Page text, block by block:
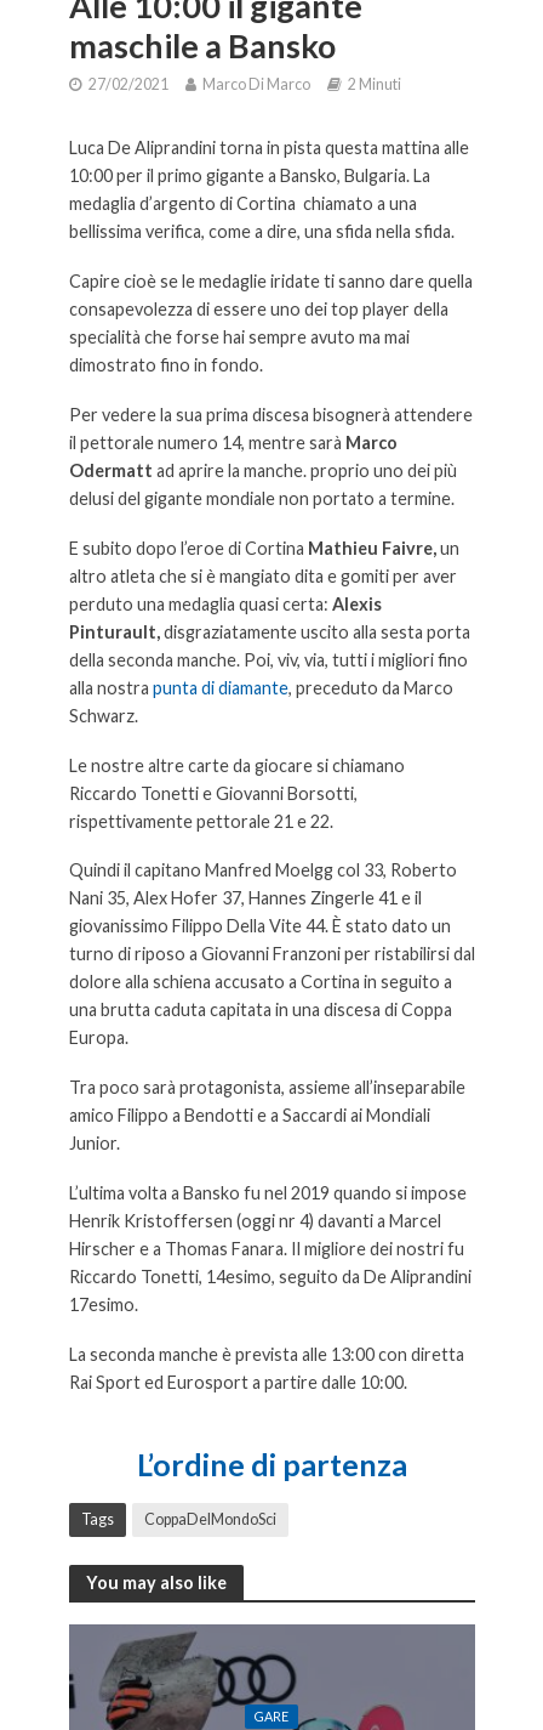
maschile a Bansko
27/02/2021 Marco Di Marco 2 Minuti
Luca De Aliprandini torna in pista questa mattina alle
10:00 per il primo gigante a Bansko, Bulgaria. La
medaglia d’argento di Cortina chiamato a una
bellissima verifica, come a dire, una sfida nella sfida.
Capire cioè se le medaglie iridate ti sanno dare quella
consapevolezza di essere uno dei top player della
specialità che forse hai sempre avuto ma mai
dimostrato fino in fondo.
Per vedere la sua prima discesa bisognerà attendere
il pettorale numero 14, mentre sarà Marco
Odermatt ad aprire la manche. proprio uno dei più
delusi del gigante mondiale non portato a termine.
E subito dopo l’eroe di Cortina Mathieu Faivre,un
altro atleta che si è mangiato dita e gomiti per aver
perduto una medaglia quasi certa: Alexis
Pinturault,disgraziatamente uscito alla sesta porta
della seconda manche. Poi, viv, via, tutti i migliori fino
alla nostra punta di diamante, preceduto da Marco
Schwarz.
Le nostre altre carte da giocare si chiamano
Riccardo Tonetti e Giovanni Borsotti,
rispettivamente pettorale 21 e 22.
Quindi il capitano Manfred Moelgg col 33, Roberto
Nani 35, Alex Hofer 37, Hannes Zingerle 41 e il
giovanissimo Filippo Della Vite 44. È stato dato un
turno di riposo a Giovanni Franzoni per ristabilirsi dal
dolore alla schiena accusato a Cortina in seguito a
una brutta caduta capitata in una discesa di Coppa
Europa.
Tra poco sarà protagonista, assieme all’inseparabile
amico Filippo a Bendotti e a Saccardi ai Mondiali
Junior.
L’ultima volta a Bansko fu nel 2019 quando si impose
Henrik Kristoffersen (oggi nr 4) davanti a Marcel
Hirscher e a Thomas Fanara. Il migliore dei nostri fu
Riccardo Tonetti, 14esimo, seguito da De Aliprandini
17esimo.
La seconda manche è prevista alle 13:00 con diretta
Rai Sport ed Eurosport a partire dalle 10:00.
L’ordine di partenza
Tags CoppaDelMondoSci
You may also like
GARE